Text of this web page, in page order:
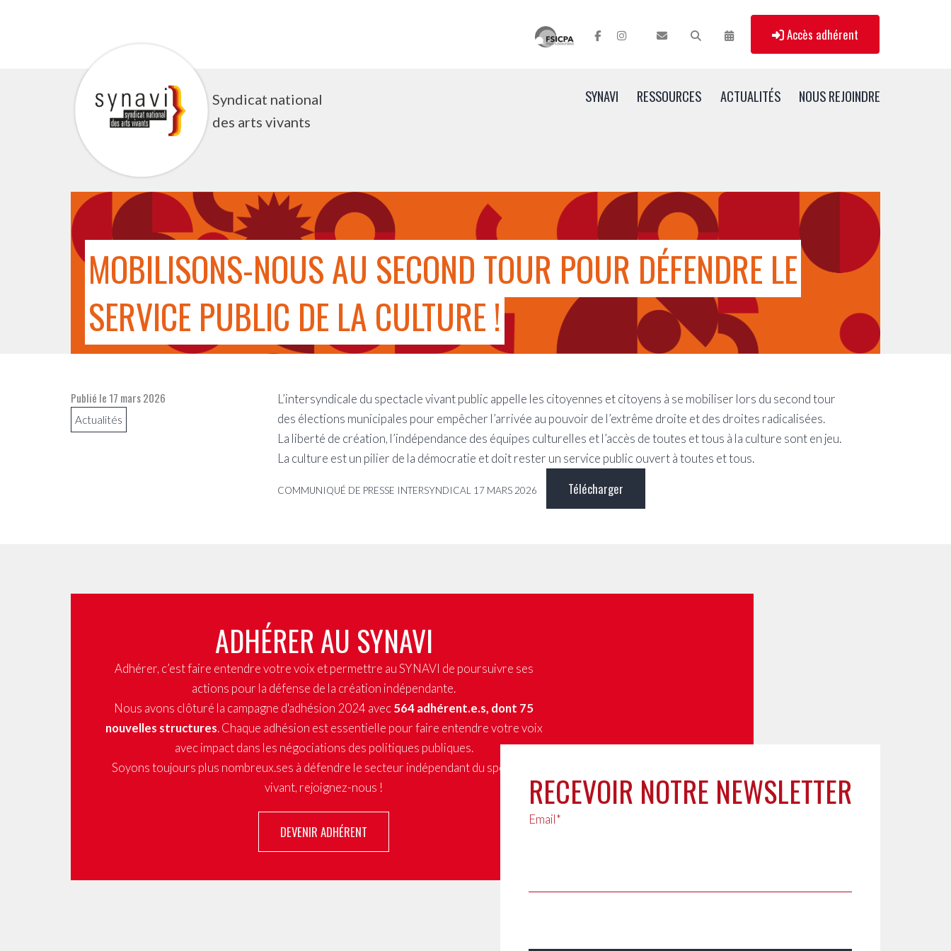
Accès adhérent
Syndicat national
des arts vivants
SYNAVI RESSOURCES ACTUALITÉS NOUS REJOINDRE
MOBILISONS-NOUS AU SECOND TOUR POUR DÉFENDRE LE
SERVICE PUBLIC DE LA CULTURE !
L’intersyndicale du spectacle vivant public appelle les citoyennes et citoyens à se mobiliser lors du second tour
des élections municipales pour empêcher l’arrivée au pouvoir de l’extrême droite et des droites radicalisées.
La liberté de création, l’indépendance des équipes culturelles et l’accès de toutes et tous à la culture sont en jeu.
La culture est un pilier de la démocratie et doit rester un service public ouvert à toutes et tous.
COMMUNIQUÉ DE PRESSE INTERSYNDICAL 17 MARS 2026 Télécharger
Publié le 17 mars 2026
Actualités
ADHÉRER AU SYNAVI
Adhérer, c’est faire entendre votre voix et permettre au SYNAVI de poursuivre ses
actions pour la défense de la création indépendante.
Nous avons clôturé la campagne d'adhésion 2024 avec564 adhérent.e.s, dont 75
nouvelles structures. Chaque adhésion est essentielle pour faire entendre votre voix
avec impact dans les négociations des politiques publiques.
Soyons toujours plus nombreux.ses à défendre le secteur indépendant du spectacle
vivant, rejoignez-nous !
DEVENIR ADHÉRENT
RECEVOIR NOTRE NEWSLETTER
Email*